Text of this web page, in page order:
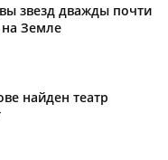
звезд дважды почти
Земле
найден театр